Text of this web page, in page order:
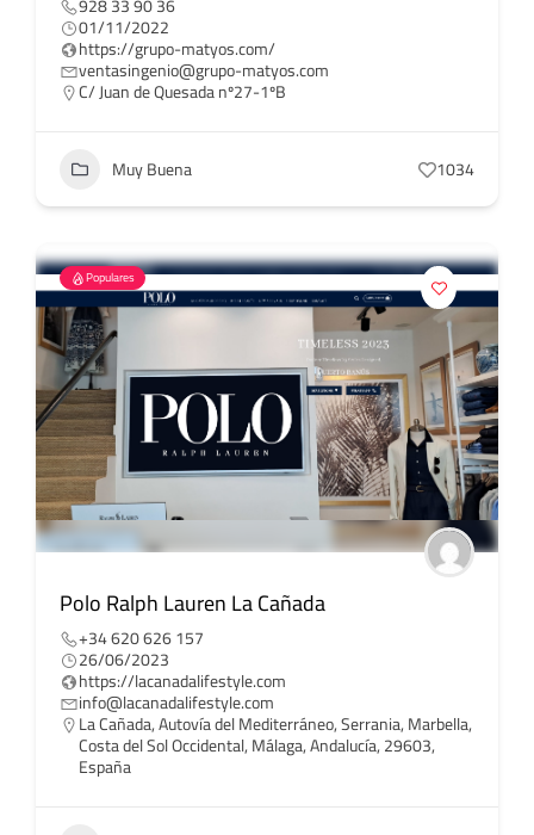
01/11/2022
https://grupo-matyos.com/
ventasingenio@grupo-matyos.com
C/ Juan de Quesada nº27-1ºB
Muy Buena 1034
Populares
Polo Ralph Lauren La Cañada
+34 620 626 157
26/06/2023
https://lacanadalifestyle.com
info@lacanadalifestyle.com
La Cañada, Autovía del Mediterráneo, Serrania, Marbella,
Costa del Sol Occidental, Málaga, Andalucía, 29603,
España